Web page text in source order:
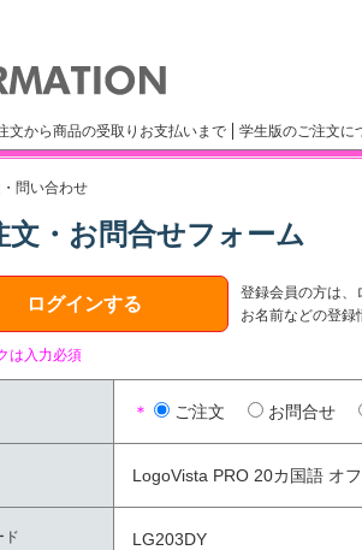
文から商品の受取りお支払いまで 学生版のご注文に
問い合わせ
文・お問合せフォーム
ログインする
登録会員の方は、
お名前などの登録
は入力必須
＊ ご注文 お問合せ
LogoVista PRO 20カ国語 オ
ド LG203DY